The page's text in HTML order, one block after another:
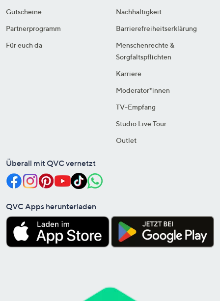
Gutscheine
Partnerprogramm
Für euch da
Nachhaltigkeit
Barrierefreiheitserklärung
Menschenrechte &
Sorgfaltspflichten
Karriere
Moderator*innen
TV-Empfang
Studio Live Tour
Outlet
Überall mit QVC vernetzt
QVC Apps herunterladen